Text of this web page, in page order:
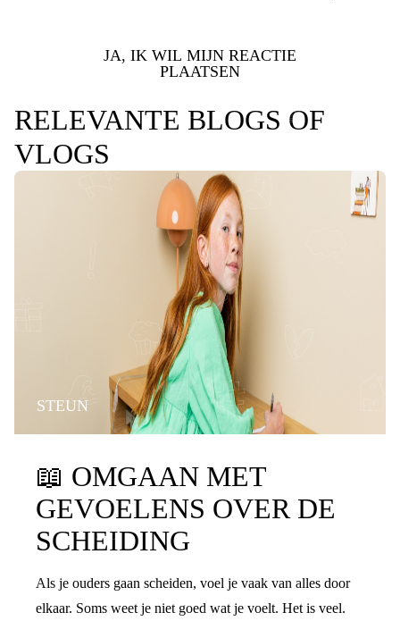
JA, IK WIL MIJN REACTIE
PLAATSEN
RELEVANTE BLOGS OF
VLOGS
STEUN
📖 OMGAAN MET
GEVOELENS OVER DE
SCHEIDING
Als je ouders gaan scheiden, voel je vaak van alles door
elkaar. Soms weet je niet goed wat je voelt. Het is veel.